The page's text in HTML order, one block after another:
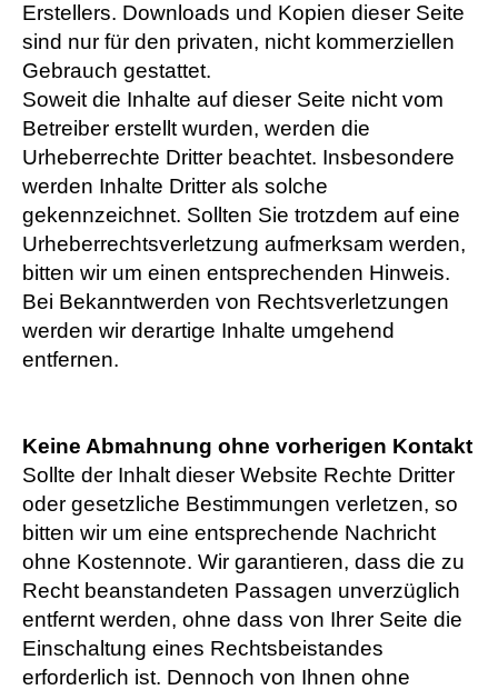
Erstellers. Downloads und Kopien dieser Seite
sind nur für den privaten, nicht kommerziellen
Gebrauch gestattet.
Soweit die Inhalte auf dieser Seite nicht vom
Betreiber erstellt wurden, werden die
Urheberrechte Dritter beachtet. Insbesondere
werden Inhalte Dritter als solche
gekennzeichnet. Sollten Sie trotzdem auf eine
Urheberrechtsverletzung aufmerksam werden,
bitten wir um einen entsprechenden Hinweis.
Bei Bekanntwerden von Rechtsverletzungen
werden wir derartige Inhalte umgehend
entfernen.
Keine Abmahnung ohne vorherigen Kontakt
Sollte der Inhalt dieser Website Rechte Dritter
oder gesetzliche Bestimmungen verletzen, so
bitten wir um eine entsprechende Nachricht
ohne Kostennote. Wir garantieren, dass die zu
Recht beanstandeten Passagen unverzüglich
entfernt werden, ohne dass von Ihrer Seite die
Einschaltung eines Rechtsbeistandes
erforderlich ist. Dennoch von Ihnen ohne